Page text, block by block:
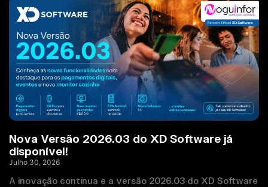
Nova Versão 2026.03 do XD Software já
disponível!
Julho 30, 2026
A inovação continua e a versão 2026.03 do XD Software